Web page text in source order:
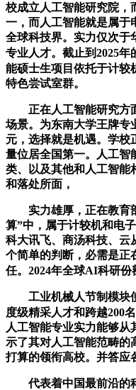
校成立人工智能研究院，
一，而人工智能就是属于
全球科技界。实力仅次
专业人才。截止到2025年
能硕士生项目依托于计较
特色尝试室群。
正在人工智能研究方
场景。为东南大学王牌专
元，选择就是机遇。学校
量位居全国第一。人工智
类、以及其他和人工智能
和落处所面，
实力雄厚，正在教育
算”中，属于计较机和电
科大讯飞、商汤科技、云
个简单的判断，必需是正
任。2024年全球AI科研份
工业机械人节制模块使
度级精采人才和跨越200
人工智能专业实力能够
示了其对人工智能范畴的
打算的领衔高校。并答应
代表着中国最前沿的科